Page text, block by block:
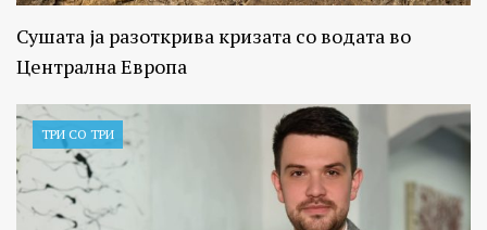
Сушата ја разоткрива кризата со водата во
Централна Европа
ТРИ СО ТРИ